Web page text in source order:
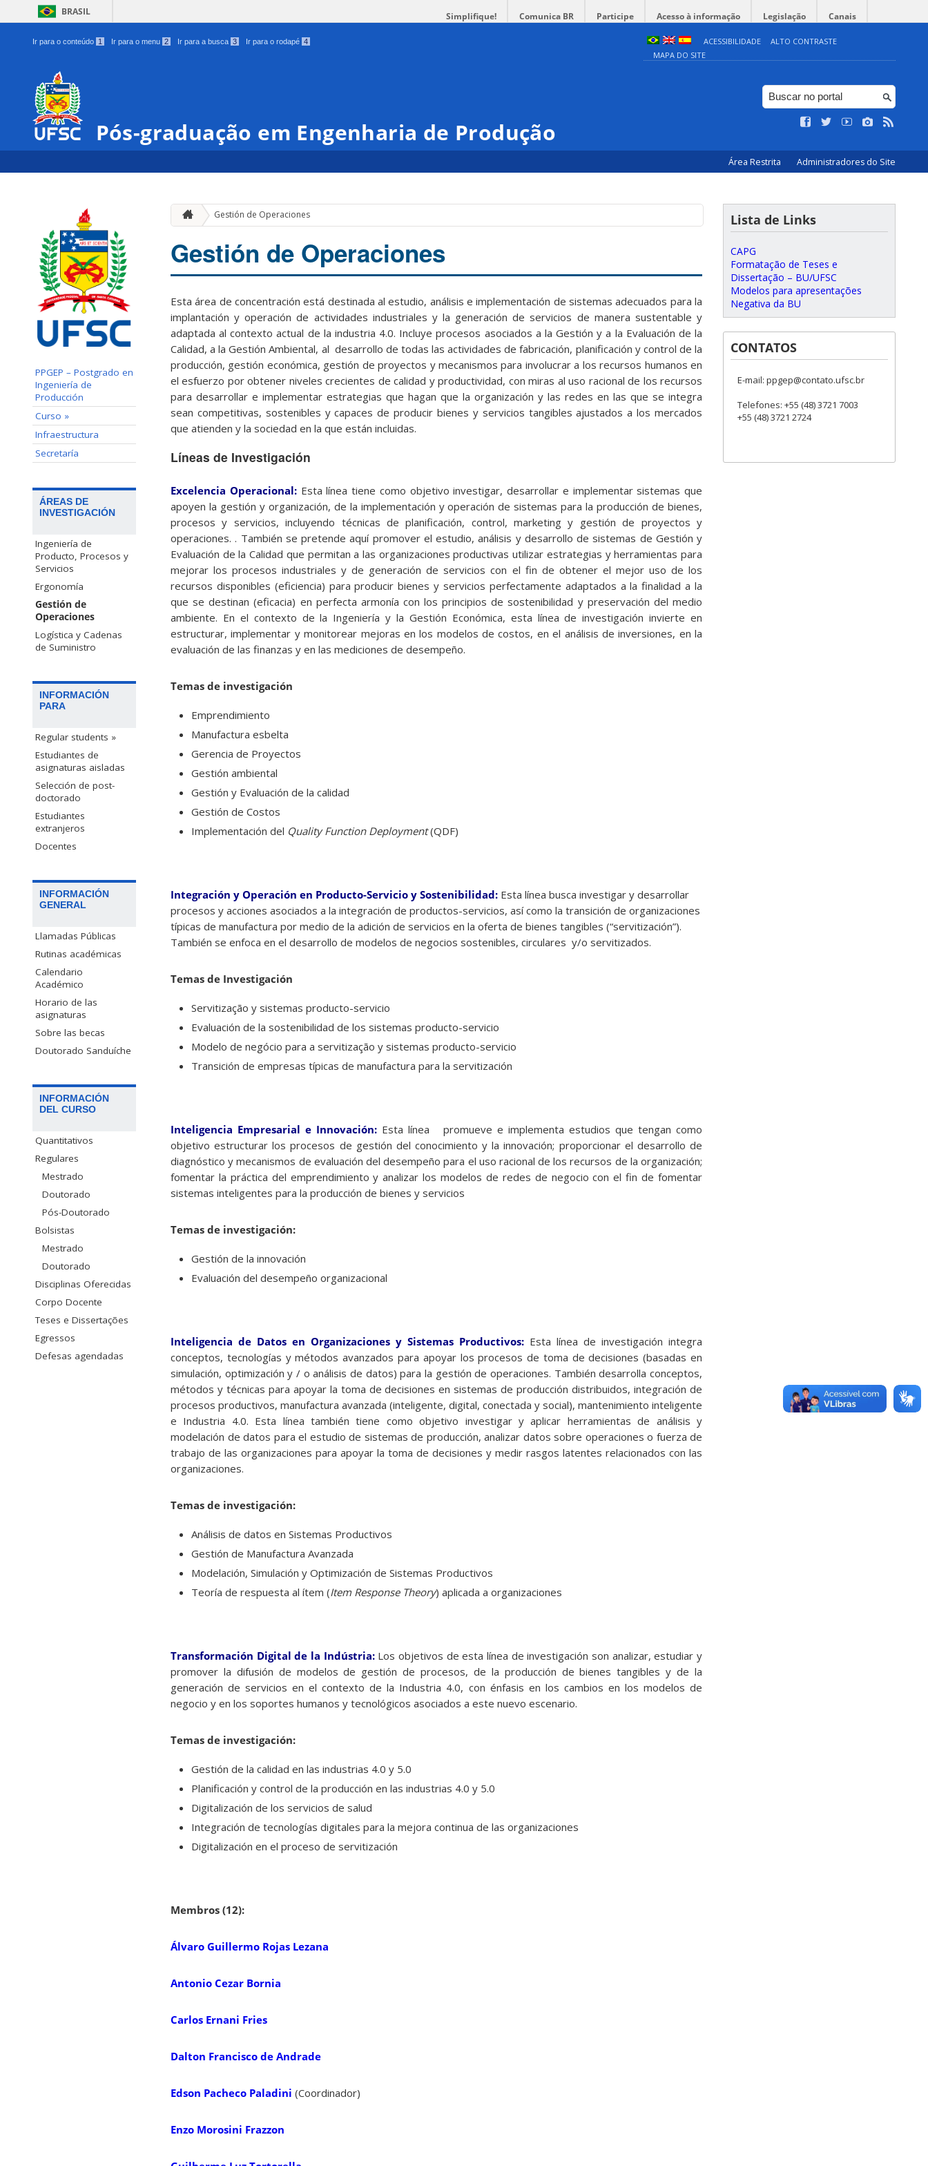
BRASIL Simplifique! Comunica BR Participe Acesso à informação Legislação Canais
Ir para o conteúdo 1 Ir para o menu 2 Ir para a busca 3 Ir para o rodapé 4 ACESSIBILIDADE
ALTO CONTRASTE
MAPA DO SITE
Pós-graduação em Engenharia de Produção
Área Restrita Administradores do Site
PPGEP – Postgrado en
Ingeniería de
Producción
Curso »
Infraestructura
Secretaría
ÁREAS DE
INVESTIGACIÓN
Ingeniería de
Producto, Procesos y
Servicios
Ergonomía
Gestión de
Operaciones
Logística y Cadenas
de Suministro
INFORMACIÓN
PARA
Regular students »
Estudiantes de
asignaturas aisladas
Selección de post-
doctorado
Estudiantes
extranjeros
Docentes
INFORMACIÓN
GENERAL
Llamadas Públicas
Rutinas académicas
Calendario
Académico
Horario de las
asignaturas
Sobre las becas
Doutorado Sanduíche
INFORMACIÓN
DEL CURSO
Quantitativos
Regulares
Mestrado
Doutorado
Pós-Doutorado
Bolsistas
Mestrado
Doutorado
Disciplinas Oferecidas
Corpo Docente
Teses e Dissertações
Egressos
Defesas agendadas
Gestión de Operaciones
Gestión de Operaciones
Esta área de concentración está destinada al estudio, análisis e implementación de sistemas adecuados para la
implantación y operación de actividades industriales y la generación de servicios de manera sustentable y
adaptada al contexto actual de la industria 4.0. Incluye procesos asociados a la Gestión y a la Evaluación de la
Calidad, a la Gestión Ambiental, al desarrollo de todas las actividades de fabricación, planificación y control de la
producción, gestión económica, gestión de proyectos y mecanismos para involucrar a los recursos humanos en
el esfuerzo por obtener niveles crecientes de calidad y productividad, con miras al uso racional de los recursos
para desarrollar e implementar estrategias que hagan que la organización y las redes en las que se integra
sean competitivas, sostenibles y capaces de producir bienes y servicios tangibles ajustados a los mercados
que atienden y la sociedad en la que están incluidas.
Líneas de Investigación
Excelencia Operacional: Esta línea tiene como objetivo investigar, desarrollar e implementar sistemas que
apoyen la gestión y organización, de la implementación y operación de sistemas para la producción de bienes,
procesos y servicios, incluyendo técnicas de planificación, control, marketing y gestión de proyectos y
operaciones. . También se pretende aquí promover el estudio, análisis y desarrollo de sistemas de Gestión y
Evaluación de la Calidad que permitan a las organizaciones productivas utilizar estrategias y herramientas para
mejorar los procesos industriales y de generación de servicios con el fin de obtener el mejor uso de los
recursos disponibles (eficiencia) para producir bienes y servicios perfectamente adaptados a la finalidad a la
que se destinan (eficacia) en perfecta armonía con los principios de sostenibilidad y preservación del medio
ambiente. En el contexto de la Ingeniería y la Gestión Económica, esta línea de investigación invierte en
estructurar, implementar y monitorear mejoras en los modelos de costos, en el análisis de inversiones, en la
evaluación de las finanzas y en las mediciones de desempeño.
Temas de investigación
Emprendimiento
Manufactura esbelta
Gerencia de Proyectos
Gestión ambiental
Gestión y Evaluación de la calidad
Gestión de Costos
Implementación del Quality Function Deployment(QDF)
Integración y Operación en Producto-Servicio y Sostenibilidad: Esta línea busca investigar y desarrollar
procesos y acciones asociados a la integración de productos-servicios, así como la transición de organizaciones
típicas de manufactura por medio de la adición de servicios en la oferta de bienes tangibles (“servitización”).
También se enfoca en el desarrollo de modelos de negocios sostenibles, circulares y/o servitizados.
Temas de Investigación
Servitização y sistemas producto-servicio
Evaluación de la sostenibilidad de los sistemas producto-servicio
Modelo de negócio para a servitização y sistemas producto-servicio
Transición de empresas típicas de manufactura para la servitización
Inteligencia Empresarial e Innovación: Esta línea promueve e implementa estudios que tengan como
objetivo estructurar los procesos de gestión del conocimiento y la innovación; proporcionar el desarrollo de
diagnóstico y mecanismos de evaluación del desempeño para el uso racional de los recursos de la organización;
fomentar la práctica del emprendimiento y analizar los modelos de redes de negocio con el fin de fomentar
sistemas inteligentes para la producción de bienes y servicios
Temas de investigación:
Gestión de la innovación
Evaluación del desempeño organizacional
Inteligencia de Datos en Organizaciones y Sistemas Productivos: Esta línea de investigación integra
conceptos, tecnologías y métodos avanzados para apoyar los procesos de toma de decisiones (basadas en
simulación, optimización y / o análisis de datos) para la gestión de operaciones. También desarrolla conceptos,
métodos y técnicas para apoyar la toma de decisiones en sistemas de producción distribuidos, integración de
procesos productivos, manufactura avanzada (inteligente, digital, conectada y social), mantenimiento inteligente
e Industria 4.0. Esta línea también tiene como objetivo investigar y aplicar herramientas de análisis y
modelación de datos para el estudio de sistemas de producción, analizar datos sobre operaciones o fuerza de
trabajo de las organizaciones para apoyar la toma de decisiones y medir rasgos latentes relacionados con las
organizaciones.
Temas de investigación:
Análisis de datos en Sistemas Productivos
Gestión de Manufactura Avanzada
Modelación, Simulación y Optimización de Sistemas Productivos
Teoría de respuesta al ítem (Item Response Theory) aplicada a organizaciones
Transformación Digitalde la Indústria: Los objetivos de esta línea de investigación son analizar, estudiar y
promover la difusión de modelos de gestión de procesos, de la producción de bienes tangibles y de la
generación de servicios en el contexto de la Industria 4.0, con énfasis en los cambios en los modelos de
negocio y en los soportes humanos y tecnológicos asociados a este nuevo escenario.
Temas de investigación:
Gestión de la calidad en las industrias 4.0 y 5.0
Planificación y control de la producción en las industrias 4.0 y 5.0
Digitalización de los servicios de salud
Integración de tecnologías digitales para la mejora continua de las organizaciones
Digitalización en el proceso de servitización
Membros (12):
Álvaro Guillermo Rojas Lezana
Antonio Cezar Bornia
Carlos Ernani Fries
Dalton Francisco de Andrade
Edson Pacheco Paladini (Coordinador)
Enzo Morosini Frazzon
Lista de Links
CAPG
Formatação de Teses e
Dissertação – BU/UFSC
Modelos para apresentações
Negativa da BU
CONTATOS
E-mail: ppgep@contato.ufsc.br
Telefones: +55 (48) 3721 7003
+55 (48) 3721 2724